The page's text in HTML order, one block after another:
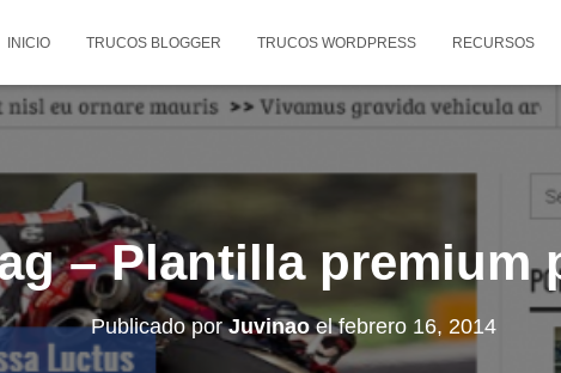
INICIO TRUCOS BLOGGER TRUCOS WORDPRESS RECURSOS
– Plantilla premium
Publicado porJuvinaoelfebrero 16, 2014